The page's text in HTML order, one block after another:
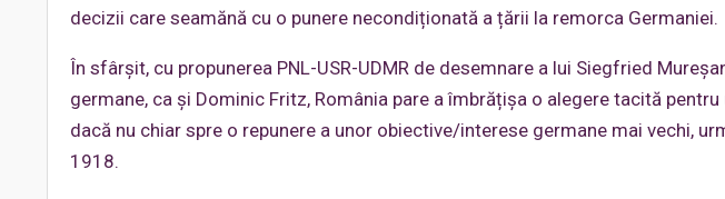
decizii care seamănă cu o punere necondiționată a țării la remorca Germaniei.
În sfârșit, cu propunerea PNL-USR-UDMR de desemnare a lui Siegfried
germane, ca și Dominic Fritz, România pare a îmbrățișa o alegere tacită
dacă nu chiar spre o repunere a unor obiective/interese germane mai vechi,
1918.